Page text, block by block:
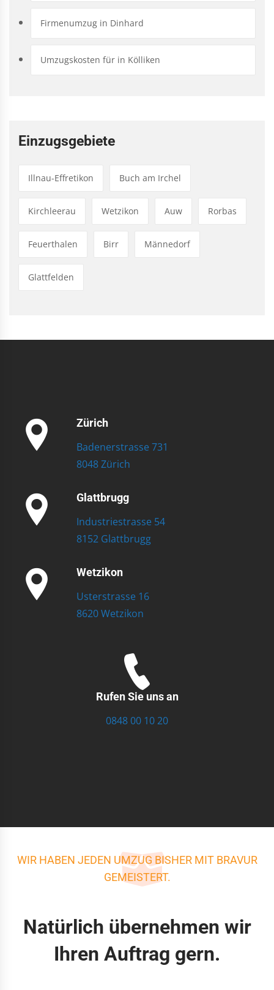
Firmenumzug in Dinhard
Umzugskosten für in Kölliken
Einzugsgebiete
Illnau-Effretikon Buch am Irchel
Kirchleerau Wetzikon Auw Rorbas
Feuerthalen Birr Männedorf
Glattfelden
Zürich
Badenerstrasse 731
8048 Zürich
Glattbrugg
Industriestrasse 54
8152 Glattbrugg
Wetzikon
Usterstrasse 16
8620 Wetzikon
Rufen Sie uns an
0848 00 10 20
WIR HABEN JEDEN UMZUG BISHER MIT BRAVUR
GEMEISTERT.
Natürlich übernehmen wir
Ihren Auftrag gern.